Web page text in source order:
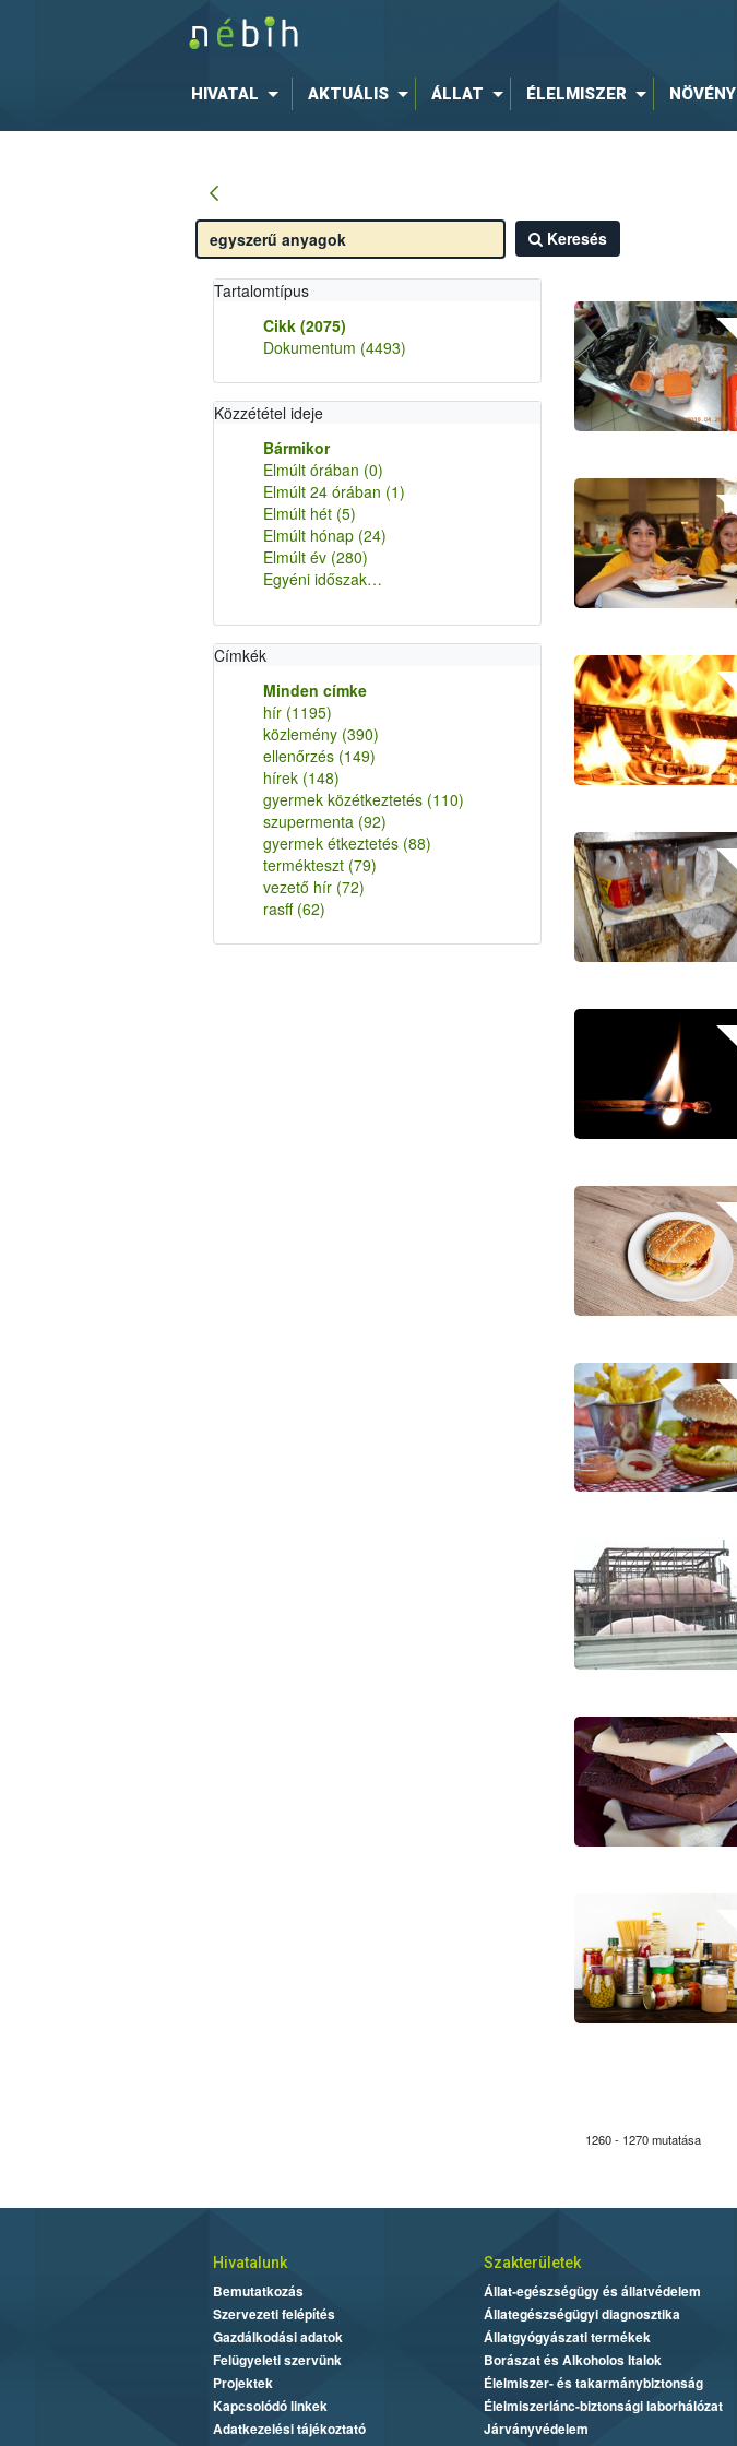
HIVATAL AKTUÁLIS ÁLLAT ÉLELMISZER NÖVÉNY
Keresés
Tartalomtípus
Cikk (2075)
Dokumentum (4493)
Közzététel ideje
Bármikor
Elmúlt órában (0)
Elmúlt 24 órában (1)
Elmúlt hét (5)
Elmúlt hónap (24)
Elmúlt év (280)
Egyéni időszak…
Címkék
Minden címke
hír (1195)
közlemény (390)
ellenőrzés (149)
hírek (148)
gyermek közétkeztetés (110)
szupermenta (92)
gyermek étkeztetés (88)
termékteszt (79)
vezető hír (72)
rasff (62)
1260 - 1270 mutatása
Hivatalunk
Bemutatkozás
Szervezeti felépítés
Gazdálkodási adatok
Felügyeleti szervünk
Projektek
Kapcsolódó linkek
Adatkezelési tájékoztató
Szakterületek
Állat-egészségügy és állatvédelem
Állategészségügyi diagnosztika
Állatgyógyászati termékek
Borászat és Alkoholos Italok
Élelmiszer- és takarmánybiztonság
Élelmiszerlánc-biztonsági laborhálózat
Járványvédelem